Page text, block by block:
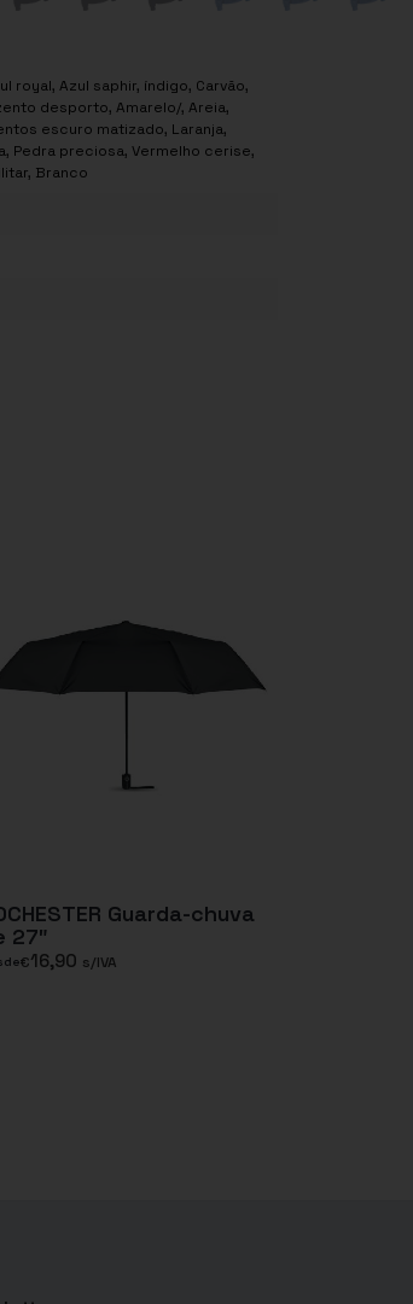
royal, Azul saphir, índigo, Carvão,
desporto, Amarelo/, Areia,
escuro matizado, Laranja,
Pedra preciosa, Vermelho cerise,
Branco
Guarda-chuva
27″
€16,90 s/IVA